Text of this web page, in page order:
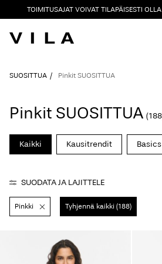
TOIMITUSAJAT VOIVAT TILAPÄISESTI
UUTTA
VAATTEET
VILA CLUB
ROUGE EDIT
SUOSITTUA Pinkit SUOSITTUA
Pinkit SUOSITTUA
Kaikki Kausitrendit Basics
SUODATA JA LAJITTELE
Pinkki Tyhjennä kaikki (188)